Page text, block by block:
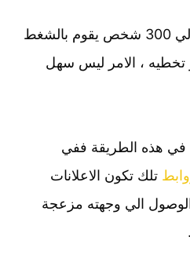
كل ما تحتاجه هنا هو حوالي 300 شخص يقوم بالشغط
، الامر ليس سهل
هذه الطريقة ففي
تلك تكون الاعلانات
الي وجهته مزعجة